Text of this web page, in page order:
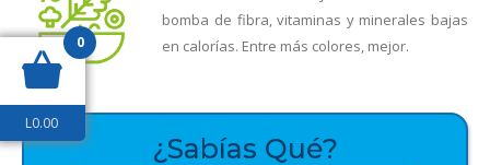
bomba de fibra, vitaminas y minerales bajas
en calorías. Entre más colores, mejor.
¿Sabías Qué?
0
L0.00